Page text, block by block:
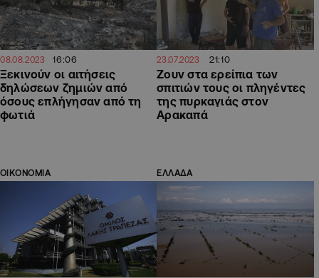
08.08.2023 16:06
Ξεκινούν οι αιτήσεις
δηλώσεων ζημιών από
όσους επλήγησαν από τη
φωτιά
23.07.2023 21:10
Ζουν στα ερείπια των
σπιτιών τους οι πληγέντες
της πυρκαγιάς στον
Αρακαπά
ΟΙΚΟΝΟΜΙΑ ΕΛΛΑΔΑ